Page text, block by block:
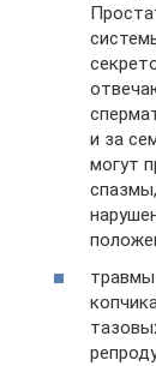
и за
могут
травмы